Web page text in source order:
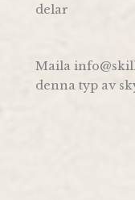
delar
Maila
denna typ av